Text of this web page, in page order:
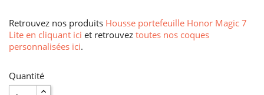
Retrouvez nos produits Housse portefeuille Honor Magic 7
Lite en cliquant ici et retrouvez toutes nos coques
personnalisées ici.
Quantité